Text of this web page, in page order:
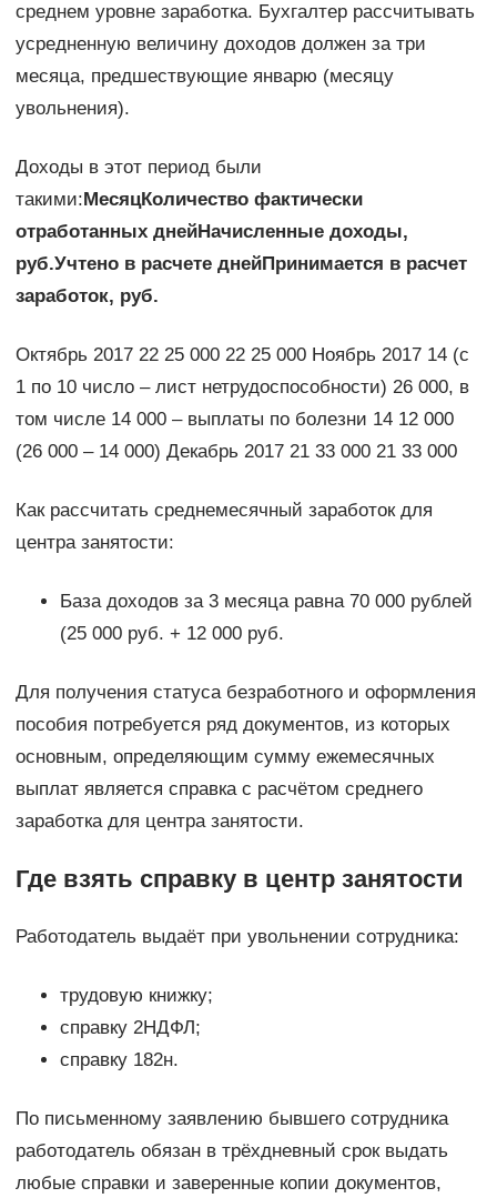
среднем уровне заработка. Бухгалтер рассчитывать
усредненную величину доходов должен за три
месяца, предшествующие январю (месяцу
увольнения).
Доходы в этот период были
такими: МесяцКоличество фактически
отработанных днейНачисленные доходы,
руб.Учтено в расчете днейПринимается в расчет
заработок, руб.
Октябрь 2017 22 25 000 22 25 000 Ноябрь 2017 14 (с
1 по 10 число – лист нетрудоспособности) 26 000, в
том числе 14 000 – выплаты по болезни 14 12 000
(26 000 – 14 000) Декабрь 2017 21 33 000 21 33 000
Как рассчитать среднемесячный заработок для
центра занятости:
База доходов за 3 месяца равна 70 000 рублей
(25 000 руб. + 12 000 руб.
Для получения статуса безработного и оформления
пособия потребуется ряд документов, из которых
основным, определяющим сумму ежемесячных
выплат является справка с расчётом среднего
заработка для центра занятости.
Где взять справку в центр занятости
Работодатель выдаёт при увольнении сотрудника:
трудовую книжку;
справку 2НДФЛ;
справку 182н.
По письменному заявлению бывшего сотрудника
работодатель обязан в трёхдневный срок выдать
любые справки и заверенные копии документов,